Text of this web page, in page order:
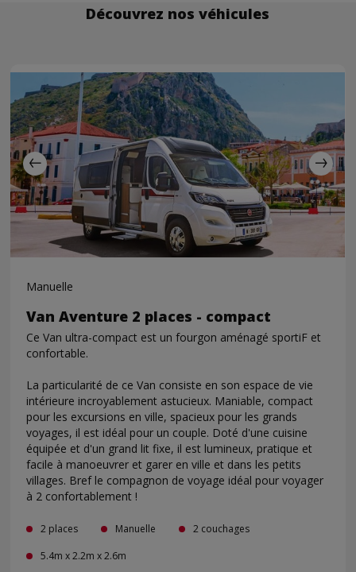
Découvrez nos véhicules
Manuelle
Van Aventure 2 places - compact
Ce Van ultra-compact est un fourgon aménagé sportiF et
confortable.
La particularité de ce Van consiste en son espace de vie
intérieure incroyablement astucieux. Maniable, compact
pour les excursions en ville, spacieux pour les grands
voyages, il est idéal pour un couple. Doté d'une cuisine
équipée et d'un grand lit fixe, il est lumineux, pratique et
facile à manoeuvrer et garer en ville et dans les petits
villages. Bref le compagnon de voyage idéal pour voyager
à 2 confortablement !
2 places Manuelle
2 couchages
5.4m x 2.2m x 2.6m